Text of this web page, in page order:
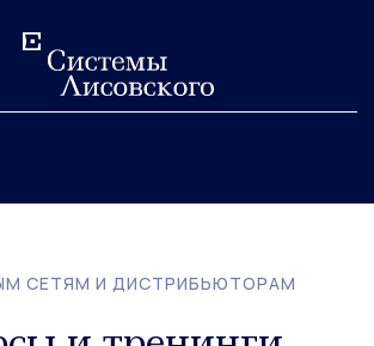
СЕТЯМ И ДИСТРИБЬЮТОРАМ